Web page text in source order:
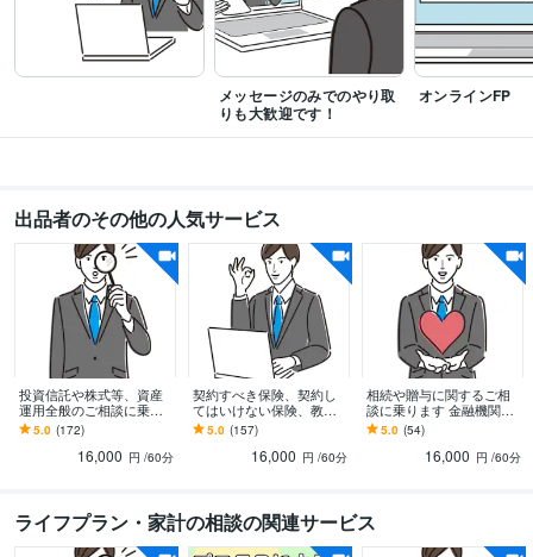
1級FP技能士 取得年 : 2018年
宅地建物取引士（旧 宅地建物取引主任者） 取得年 : 2007年
DCアドバイザー 取得年 : 2019年
相続診断士 取得年 : 2019年
取得年 : 2008年
一種証券外務員 取得年 : 2008年
生命保険募集人 取得年 : 2008年
損害保険募集人 取得年 : 2008年
ITパスポート 取得年 : 2023年
医薬情報担当者認定（MR認定） 取得年 : 2013年
ビジネス・クリエイティブツール
Word:20年Excel:20年PowerPoint:20年
その他ツール
保険の見直し:15年 資産運用コンサルティング:15年
得意分野
メッセージのみでのやり取
りも大歓迎です！
オンラインFP
出品者のその他の人気サービス
投資信託や株式等、資産
運用全般のご相談に乗り
ます ちょっと待って！そ
れ、本当に契約して大丈
5.0 (172)
16,000 円 /60分
契約すべき保険、契約し
てはいけない保険、教え
ます 保険の“見直し”に行
くと、新たな保険を勧誘
されます！
5.0 (157)
16,000 円 /60分
相続や贈与に関するご相
談に乗ります 金融機関に
相談すると、手数料の高
いサービスを勧誘されま
5.0 (54)
16,000 円 /60分
ライフプラン・家計の相談の関連サービス